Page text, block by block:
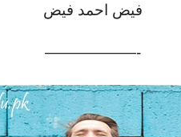
فیض احمد فیض
——————-